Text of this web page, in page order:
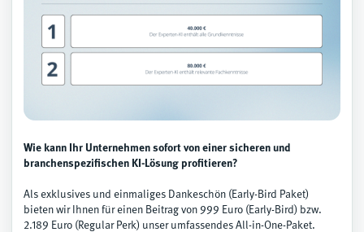
Wie kann Ihr Unternehmen sofort von einer sicheren und
branchenspezifischen KI-Lösung profitieren?
Als exklusives und einmaliges Dankeschön (Early-Bird Paket)
bieten wir Ihnen für einen Beitrag von 999 Euro (Early-Bird) bzw.
2.189 Euro (Regular Perk) unser umfassendes All-in-One-Paket.